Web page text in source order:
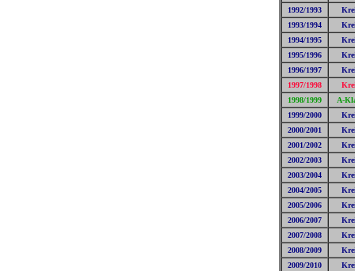
1992/1993
1993/1994
1994/1995
1995/1996
1996/1997
1997/1998
1998/1999
A-
1999/2000
2000/2001
2001/2002
2002/2003
2003/2004
2004/2005
2005/2006
2006/2007
2007/2008
2008/2009
2009/2010